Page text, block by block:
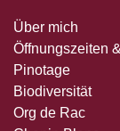
Über mich
Öffnungszeiten
Pinotage
Biodiversität
Org de Rac